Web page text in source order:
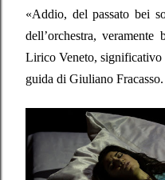
«Addio, del passato bei
dell’orchestra,
Lirico Veneto, significativo
guida di Giuliano Fracasso.